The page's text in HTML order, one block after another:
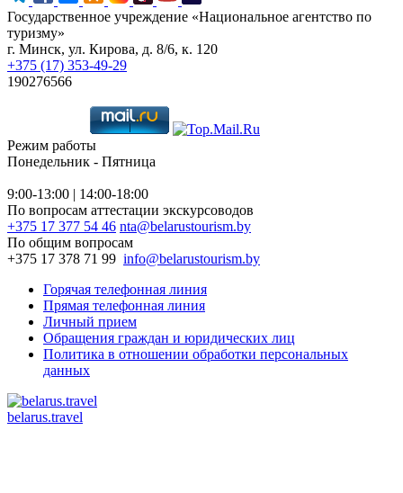
Государственное учреждение «Национальное агентство по
туризму»
г. Минск, ул. Кирова, д. 8/6, к. 120
+375 (17) 353-49-29
190276566
Режим работы
Понедельник - Пятница
9:00-13:00 | 14:00-18:00
По вопросам аттестации экскурсоводов
+375 17 377 54 46 nta@belarustourism.by
По общим вопросам
+375 17 378 71 99 info@belarustourism.by
Горячая телефонная линия
Прямая телефонная линия
Личный прием
Обращения граждан и юридических лиц
Политика в отношении обработки персональных
данных
belarus.travel